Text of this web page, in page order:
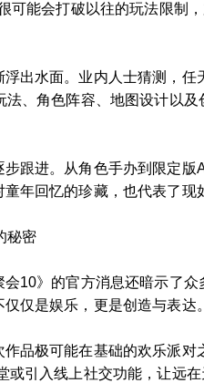
可能会打破以往的玩法限制
出水面。业内人士猜测，
、角色阵容、地图设计以
跟进。从角色手办到限定
年回忆的珍藏，也代表了现
秘密
10》的官方消息还暗示了
仅是娱乐，更是创造与表达。
品极可能在基础的欢乐派对
引入线上社交功能，让远